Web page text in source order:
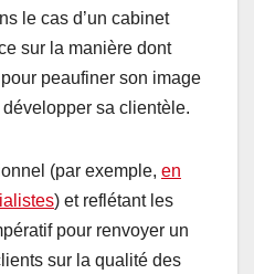
le cas d’un cabinet
sur la manière dont
peaufiner son image
sa clientèle.
(par exemple, en
) et reflétant les
pour renvoyer un
sur la qualité des